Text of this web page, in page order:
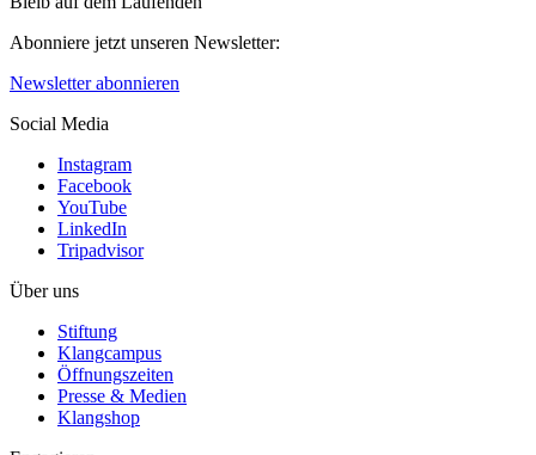
Abonniere jetzt unseren Newsletter:
Newsletter abonnieren
Social Media
Instagram
Facebook
YouTube
LinkedIn
Tripadvisor
Über uns
Stiftung
Klangcampus
Öffnungszeiten
Presse & Medien
Klangshop